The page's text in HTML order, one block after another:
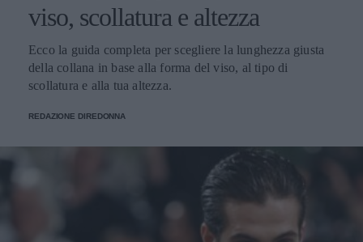
viso, scollatura e altezza
Ecco la guida completa per scegliere la lunghezza giusta
della collana in base alla forma del viso, al tipo di
scollatura e alla tua altezza.
REDAZIONE DIREDONNA